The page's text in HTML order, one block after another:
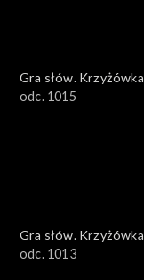
Gra słów. Krzyżówka
odc. 1015
Gra słów. Krzyżówka
odc. 1013